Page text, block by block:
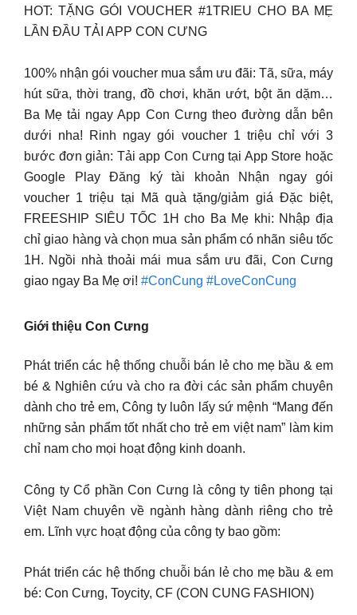
HOT: TẶNG GÓI VOUCHER #1TRIEU CHO BA MẸ
LẦN ĐẦU TẢI APP CON CƯNG
100% nhận gói voucher mua sắm ưu đãi: Tã, sữa, máy
hút sữa, thời trang, đồ chơi, khăn ướt, bột ăn dặm…
Ba Mẹ tải ngay App Con Cưng theo đường dẫn bên
dưới nha! Rinh ngay gói voucher 1 triệu chỉ với 3
bước đơn giản: Tải app Con Cưng tại App Store hoặc
Google Play Đăng ký tài khoản Nhận ngay gói
voucher 1 triệu tại Mã quà tặng/giảm giá Đặc biệt,
FREESHIP SIÊU TỐC 1H cho Ba Mẹ khi: Nhập địa
chỉ giao hàng và chọn mua sản phẩm có nhãn siêu tốc
1H. Ngồi nhà thoải mái mua sắm ưu đãi, Con Cưng
giao ngay Ba Mẹ ơi! #ConCung #LoveConCung
Giới thiệu Con Cưng
Phát triển các hệ thống chuỗi bán lẻ cho mẹ bầu & em
bé & Nghiên cứu và cho ra đời các sản phẩm chuyên
dành cho trẻ em, Công ty luôn lấy sứ mệnh “Mang đến
những sản phẩm tốt nhất cho trẻ em việt nam” làm kim
chỉ nam cho mọi hoạt động kinh doanh.
Công ty Cổ phần Con Cưng là công ty tiên phong tại
Việt Nam chuyên về ngành hàng dành riêng cho trẻ
em. Lĩnh vực hoạt động của công ty bao gồm:
Phát triển các hệ thống chuỗi bán lẻ cho mẹ bầu & em
bé: Con Cưng, Toycity, CF (CON CUNG FASHION)